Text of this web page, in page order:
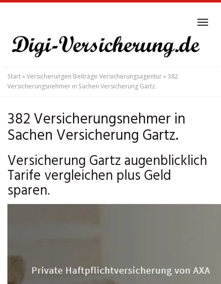
main
content
Start»Versicherungen Beiträge Versicherungsagentur»382
Versicherungsnehmer in Sachen Versicherung Gartz.
382 Versicherungsnehmer in
Sachen Versicherung Gartz.
Versicherung Gartz augenblicklich
Tarife vergleichen plus Geld
sparen.